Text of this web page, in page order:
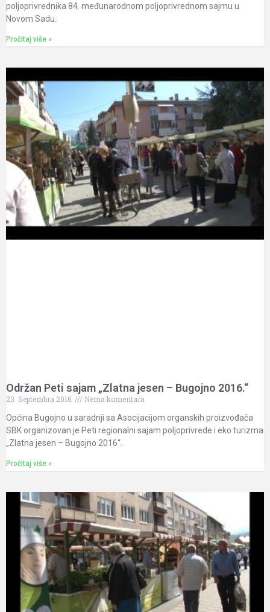
poljoprivrednika 84. međunarodnom poljoprivrednom sajmu u
Novom Sadu.
Pročitaj više »
Održan Peti sajam „Zlatna jesen – Bugojno 2016.“
23. Septembra 2016.
Nema komentara
Općina Bugojno u saradnji sa Asocijacijom organskih proizvođača
SBK organizovan je Peti regionalni sajam poljoprivrede i eko turizma
„Zlatna jesen – Bugojno 2016“.
Pročitaj više »